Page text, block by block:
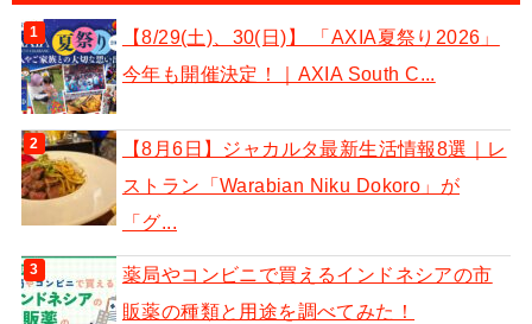
【8/29(土)、30(日)】 「AXIA夏祭り2026」
今年も開催決定！｜AXIA South C...
【8月6日】ジャカルタ最新生活情報8選｜レ
ストラン「Warabian Niku Dokoro」が
「グ...
薬局やコンビニで買えるインドネシアの市
販薬の種類と用途を調べてみた！